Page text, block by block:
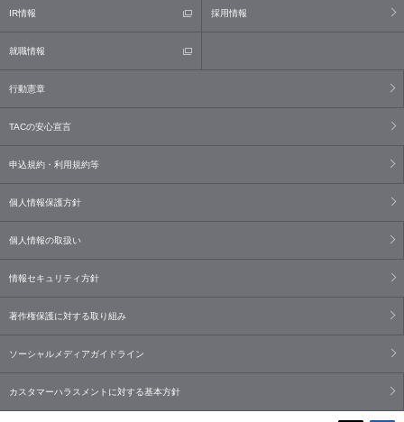
IR情報 採用情報
就職情報
行動憲章
TACの安心宣言
申込規約・利用規約等
個人情報保護方針
個人情報の取扱い
情報セキュリティ方針
著作権保護に対する取り組み
ソーシャルメディアガイドライン
カスタマーハラスメントに対する基本方針